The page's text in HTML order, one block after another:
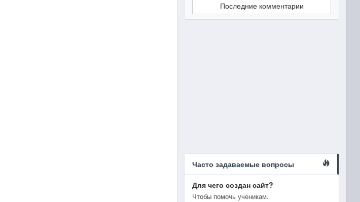
Последние комментарии
Часто задаваемые вопросы
Для чего создан сайт?
Чтобы помочь ученикам.